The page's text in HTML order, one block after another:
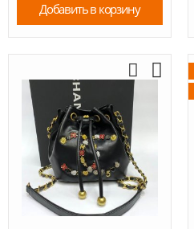
Добавить в корзину